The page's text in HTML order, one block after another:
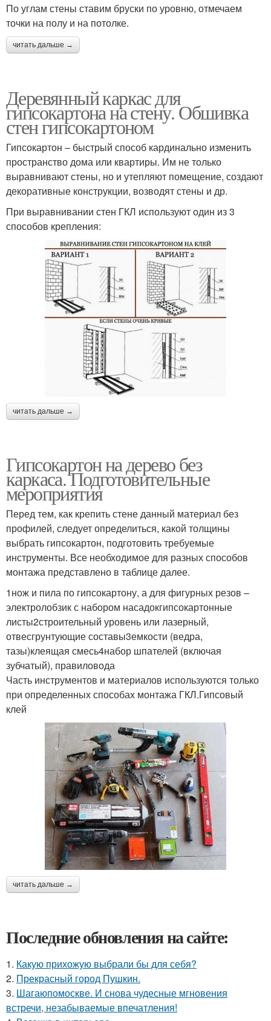
По углам стены ставим бруски по уровню, отмечаем
точки на полу и на потолке.
читать дальше →
Деревянный каркас для
гипсокартона на стену. Обшивка
стен гипсокартоном
Гипсокартон – быстрый способ кардинально изменить
пространство дома или квартиры. Им не только
выравнивают стены, но и утепляют помещение, создают
декоративные конструкции, возводят стены и др.
При выравнивании стен ГКЛ используют один из 3
способов крепления:
читать дальше →
Гипсокартон на дерево без
каркаса. Подготовительные
мероприятия
Перед тем, как крепить стене данный материал без
профилей, следует определиться, какой толщины
выбрать гипсокартон, подготовить требуемые
инструменты. Все необходимое для разных способов
монтажа представлено в таблице далее.
1нож и пила по гипсокартону, а для фигурных резов –
электролобзик с набором насадокгипсокартонные
листы2строительный уровень или лазерный,
отвесгрунтующие составы3емкости (ведра,
тазы)клеящая смесь4набор шпателей (включая
зубчатый), правиловода
Часть инструментов и материалов используются только
при определенных способах монтажа ГКЛ.Гипсовый
клей
читать дальше →
Последние обновления на сайте:
1. Какую прихожую выбрали бы для себя?
2. Прекрасный город Пушкин.
3. Шагаюпомоскве. И снова чудесные мгновения
встречи, незабываемые впечатления!